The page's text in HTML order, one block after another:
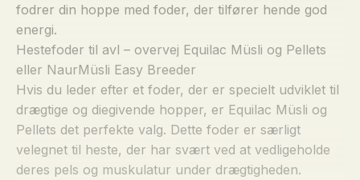
fodrer din hoppe med foder, der tilfører hende god
energi.
Hestefoder til avl – overvej Equilac Müsli og Pellets
eller NaurMüsli Easy Breeder
Hvis du leder efter et foder, der er specielt udviklet til
drægtige og diegivende hopper, er Equilac Müsli og
Pellets det perfekte valg. Dette foder er særligt
velegnet til heste, der har svært ved at vedligeholde
deres pels og muskulatur under drægtigheden.